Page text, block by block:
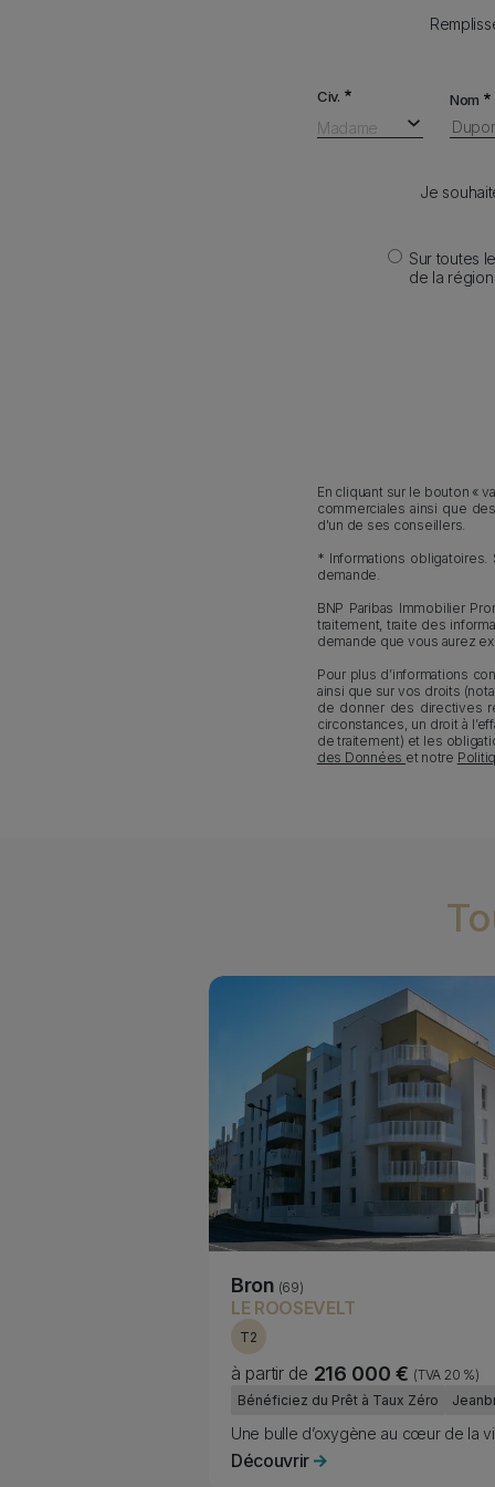
Civ.
Madame
Nom
Je
Sur toutes
de la
En cliquant sur le bouton «
commerciales ainsi que
d'un de ses conseillers.
* Informations
demande.
BNP Paribas Immobilier
traitement, traite des
demande que vous aurez
Pour plus d’informations
ainsi que sur vos droits
de donner des directives
circonstances, un droit à
de traitement) et les
des Données et notre
Media bannière
Image
Bron (69)
LE ROOSEVELT
T2
à partir de 216 000 € (TVA 20 %)
Fiscality
Bénéficiez du Prêt à Taux Zéro
Subtitle
Une bulle d’oxygène au cœur de la
Découvrir